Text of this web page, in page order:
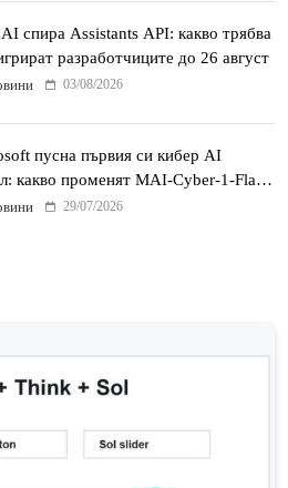
спира Assistants API: какво трябва
разработчиците до 26 август
03/08/2026
пусна първия си кибер AI
какво променят MAI-Cyber-1-Flash
Perception
29/07/2026